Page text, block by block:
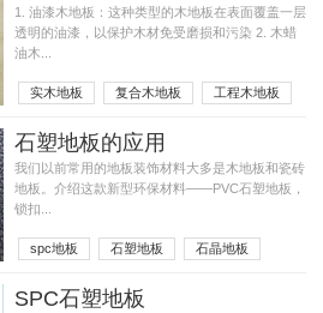
1. 油漆木地板：这种类型的木地板在表面覆盖一层
透明的油漆，以保护木材免受磨损和污染 2. 木蜡
油木...
实木地板 复合木地板 工程木地板
石塑地板的应用
我们以前常用的地板装饰材料大多是木地板和瓷砖
地板。介绍这款新型环保材料——PVC石塑地板，
锁扣...
spc地板 石塑地板 石晶地板
SPC石塑地板